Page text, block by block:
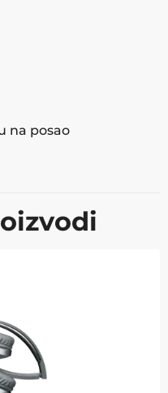
na posao